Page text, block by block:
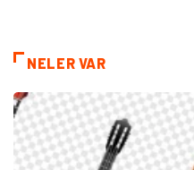
NELER VAR